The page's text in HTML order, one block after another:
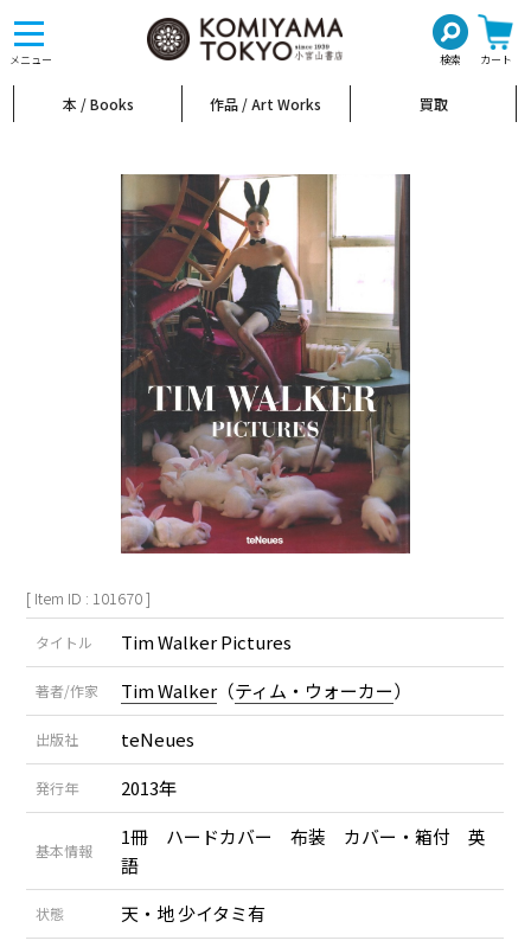
メニュー 検索 カート
toggle
navigation
本 / Books 作品 / Art Works 買取
[ Item ID : 101670 ]
タイトル Tim Walker Pictures
著者/作家 Tim Walker （ティム・ウォーカー）
出版社 teNeues
発行年 2013年
基本情報
1冊 ハードカバー 布装 カバー・箱付 英
語
状態 天・地 少イタミ有